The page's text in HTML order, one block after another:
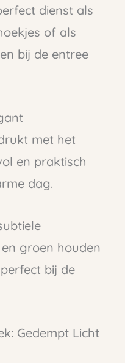
dienst als
of als
bij de entree
met het
en praktisch
dag.
groen houden
bij de
Gedempt Licht